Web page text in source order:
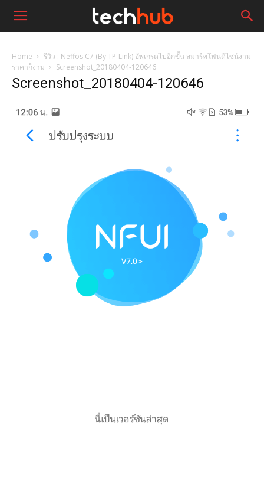
Home
รีวิว : Neffos C7 (By TP-Link) อัพเกรดไปอีกขั้น สมาร์ทโฟนดีไซน์งาม
ราคาก็งาม
Screenshot_20180404-120646
Screenshot_20180404-120646